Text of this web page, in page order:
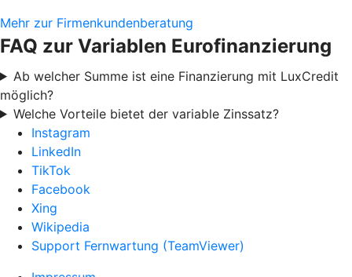
Mehr zur Firmenkundenberatung
FAQ zur Variablen Eurofinanzierung
Ab welcher Summe ist eine Finanzierung mit LuxCredit
möglich?
Welche Vorteile bietet der variable Zinssatz?
Instagram
LinkedIn
TikTok
Facebook
Xing
Wikipedia
Support Fernwartung (TeamViewer)